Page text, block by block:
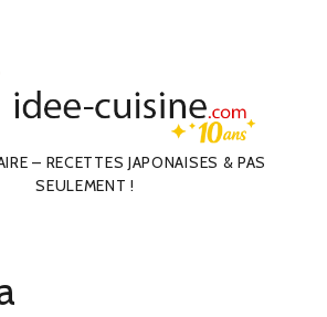
– RECETTES JAPONAISES & PAS
SEULEMENT !